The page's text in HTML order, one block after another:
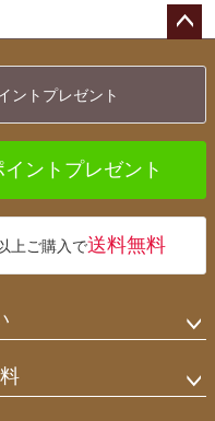
へ
ントプレゼント
イントプレゼント
上ご購入で送料無料